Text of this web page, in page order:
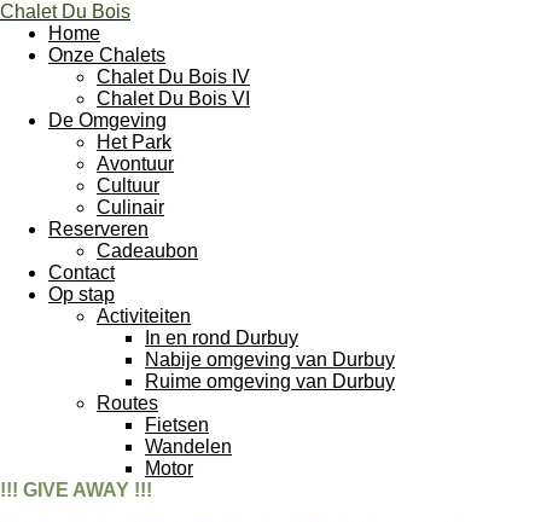
Chalet Du Bois
Home
Onze Chalets
Chalet Du Bois IV
Chalet Du Bois VI
De Omgeving
Het Park
Avontuur
Cultuur
Culinair
Reserveren
Cadeaubon
Contact
Op stap
Activiteiten
In en rond Durbuy
Nabije omgeving van Durbuy
Ruime omgeving van Durbuy
Routes
Fietsen
Wandelen
Motor
!!! GIVE AWAY !!!